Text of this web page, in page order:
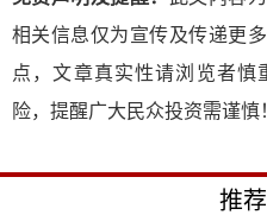
相关信息仅为宣传及传递更
点，文章真实性请浏览者慎
险，提醒广大民众投资需谨慎
推